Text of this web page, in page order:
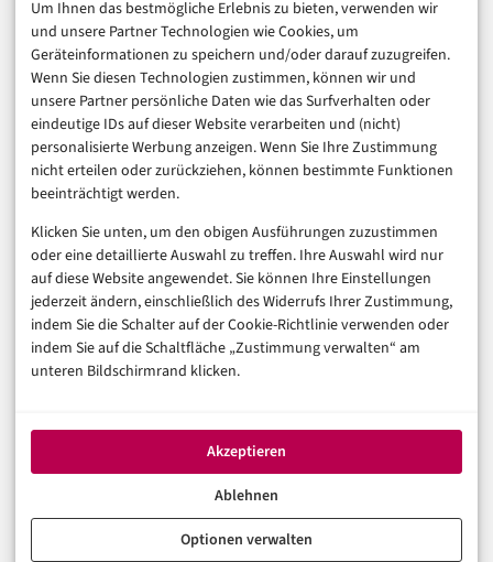
Um Ihnen das bestmögliche Erlebnis zu bieten, verwenden wir
und unsere Partner Technologien wie Cookies, um
Geräteinformationen zu speichern und/oder darauf zuzugreifen.
Wenn Sie diesen Technologien zustimmen, können wir und
unsere Partner persönliche Daten wie das Surfverhalten oder
eindeutige IDs auf dieser Website verarbeiten und (nicht)
personalisierte Werbung anzeigen. Wenn Sie Ihre Zustimmung
nicht erteilen oder zurückziehen, können bestimmte Funktionen
beeinträchtigt werden.
Klicken Sie unten, um den obigen Ausführungen zuzustimmen
oder eine detaillierte Auswahl zu treffen. Ihre Auswahl wird nur
auf diese Website angewendet. Sie können Ihre Einstellungen
jederzeit ändern, einschließlich des Widerrufs Ihrer Zustimmung,
indem Sie die Schalter auf der Cookie-Richtlinie verwenden oder
indem Sie auf die Schaltfläche „Zustimmung verwalten“ am
unteren Bildschirmrand klicken.
Akzeptieren
Ablehnen
Optionen verwalten
Consumer & Digital Life
Marketing
Finanzen & FinTech
Business & Karriere
Sicherheit & Recht
Digitalisierung
Marketing
Magazin
Unsere Redaktion
Werbeformate & Media Kit
Rechtliches
Datenschutzerklärung (EU)
Cookie-Richtlinie (EU)